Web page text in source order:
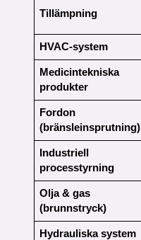
Tillämpning
HVAC-system
Medicintekniska
produkter
Fordon
(bränsleinsprutning)
Industriell
processtyrning
Olja & gas
(brunnstryck)
Hydrauliska system